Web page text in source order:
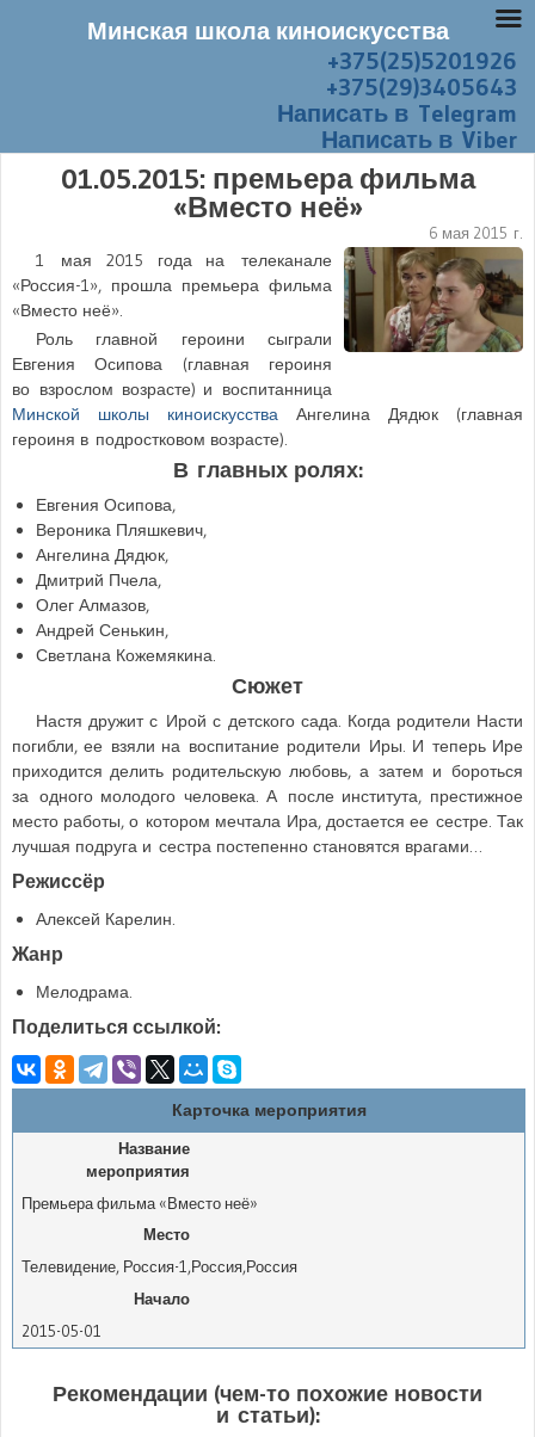
+375(25)5201926
+375(29)3405643
Написать в Telegram
Написать в Viber
01.05.2015: премьера фильма
«Вместо неё»
6 мая 2015 г.
1 мая 2015 годана телеканале
«Россия-1», прошла премьера фильма
«Вместо неё».
Роль главной героини сыграли
Евгения Осипова (главная героиня
во взрослом возрасте) и воспитанница
Минской школы киноискусства Ангелина Дядюк (главная
героиня в подростковом возрасте).
В главных ролях:
Евгения Осипова,
Вероника Пляшкевич,
Ангелина Дядюк,
Дмитрий Пчела,
Олег Алмазов,
Андрей Сенькин,
Светлана Кожемякина.
Сюжет
Настя дружит с Ирой с детского сада. Когда родители Насти
погибли, ее взяли на воспитание родители Иры. И теперь Ире
приходится делить родительскую любовь, а затем и бороться
за одного молодого человека. А после института, престижное
место работы, о котором мечтала Ира, достается ее сестре. Так
лучшая подруга и сестра постепенно становятся врагами…
Режиссёр
Алексей Карелин.
Жанр
Мелодрама.
Поделиться ссылкой:
Карточка мероприятия
Название
мероприятия
Премьера фильма «Вместо неё»
Место
Телевидение, Россия-1,Россия,Россия
Начало
2015-05-01
Рекомендации (чем-то похожие новости
и статьи):
Минская школа киноискусства